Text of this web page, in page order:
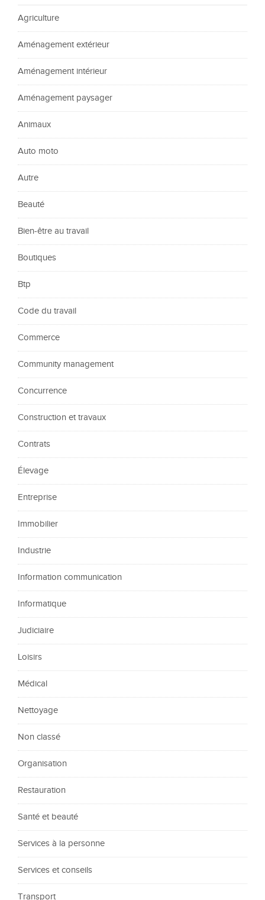
Agriculture
Aménagement extérieur
Aménagement intérieur
Aménagement paysager
Animaux
Auto moto
Autre
Beauté
Bien-être au travail
Boutiques
Btp
Code du travail
Commerce
Community management
Concurrence
Construction et travaux
Contrats
Élevage
Entreprise
Immobilier
Industrie
Information communication
Informatique
Judiciaire
Loisirs
Médical
Nettoyage
Non classé
Organisation
Restauration
Santé et beauté
Services à la personne
Services et conseils
Transport